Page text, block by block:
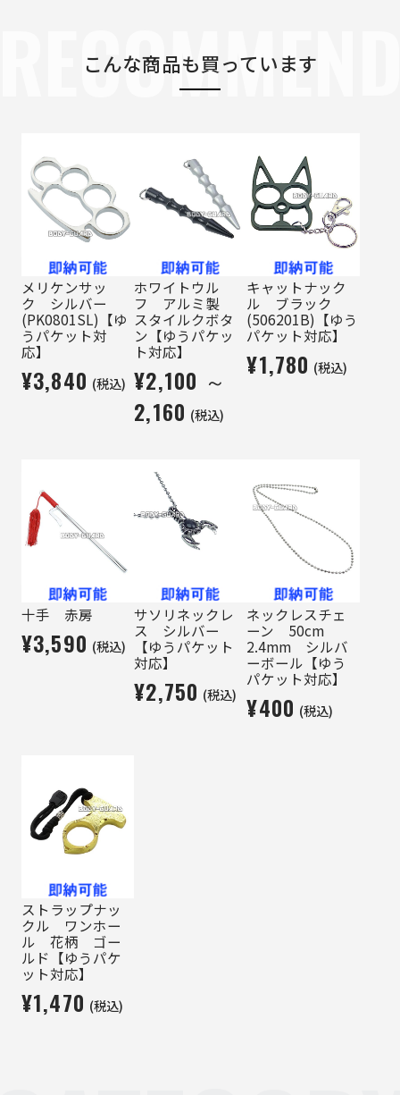
こんな商品も買っています
メリケンサッ
ク シルバー
(PK0801SL)【ゆ
うパケット対
応】
¥3,840 (税込)
ホワイトウル
フ アルミ製
スタイルクボタ
ン【ゆうパケッ
ト対応】
¥2,100 ～
2,160 (税込)
キャットナック
ル ブラック
(506201B)【ゆう
パケット対応】
¥1,780 (税込)
十手 赤房
¥3,590 (税込)
サソリネックレ
ス シルバー
【ゆうパケット
対応】
¥2,750 (税込)
ネックレスチェ
ーン 50cm
2.4mm シルバ
ーボール【ゆう
パケット対応】
¥400 (税込)
ストラップナッ
クル ワンホー
ル 花柄 ゴー
ルド【ゆうパケ
ット対応】
¥1,470 (税込)